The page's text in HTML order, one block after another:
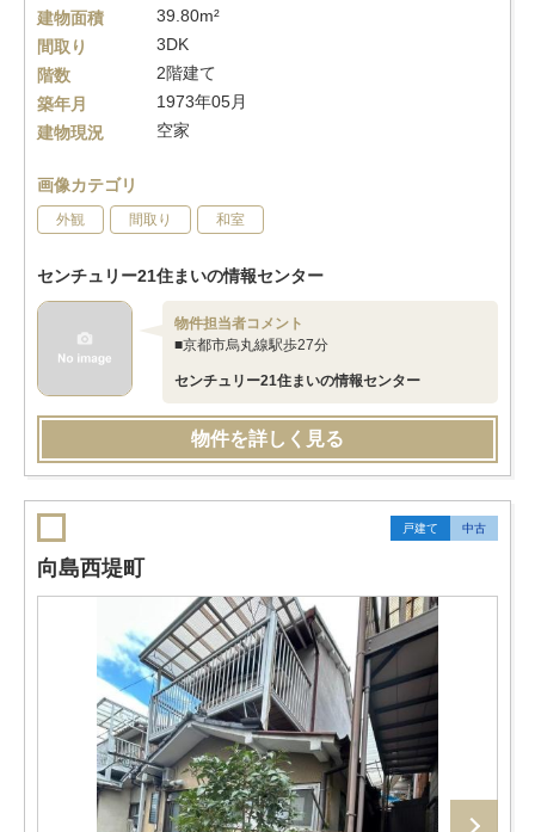
建物面積
39.80m²
間取り
3DK
階数
2階建て
築年月
1973年05月
建物現況
空家
画像カテゴリ
外観 間取り 和室
センチュリー21住まいの情報センター
物件担当者コメント
■京都市烏丸線駅歩27分
センチュリー21住まいの情報センター
物件を詳しく見る
戸建て 中古
向島西堤町